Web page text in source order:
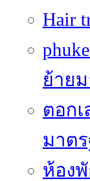
Hair
ย้าย
ตอก
มาต
ห้อง